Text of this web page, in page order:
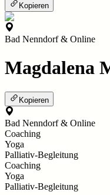
Kopieren
Bad Nenndorf & Online
Magdalena
Kopieren
Bad Nenndorf & Online
Coaching
Yoga
Palliativ-Begleitung
Coaching
Yoga
Palliativ-Begleitung